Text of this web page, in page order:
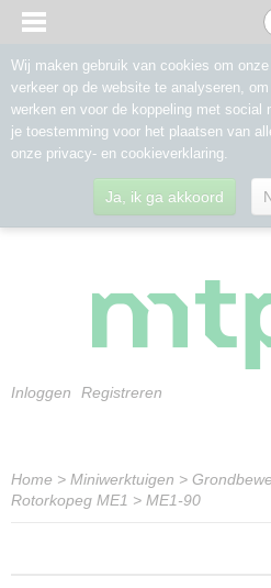
Inloggen Registreren
Home > Miniwerktuigen >
Rotorkopeg ME1 > ME1-90
Wij maken gebruik van cookies om
verkeer op de website te analyseren,
werken en voor de koppeling met
je toestemming voor het plaatsen van
onze privacy- en cookieverklaring.
Ja, ik ga akkoord